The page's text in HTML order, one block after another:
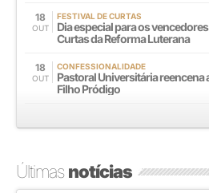
18
OUT
FESTIVAL DE CURTAS
Dia especial para os
Curtas da Reforma Luterana
18
OUT
CONFESSIONALIDADE
Pastoral Universitária reencena
Filho Pródigo
Últimasnotícias